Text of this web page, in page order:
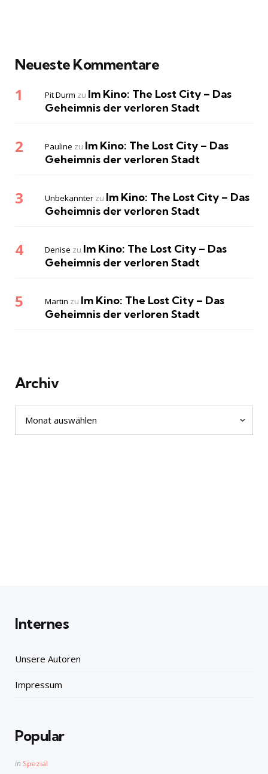
Neueste Kommentare
Pit Durm zu Im Kino: The Lost City – Das
Geheimnis der verloren Stadt
Pauline zu Im Kino: The Lost City – Das
Geheimnis der verloren Stadt
Unbekannter zu Im Kino: The Lost City – Das
Geheimnis der verloren Stadt
Denise zu Im Kino: The Lost City – Das
Geheimnis der verloren Stadt
Martin zu Im Kino: The Lost City – Das
Geheimnis der verloren Stadt
Archiv
Archiv
Internes
Unsere Autoren
Impressum
Popular
Posted
in Spezial